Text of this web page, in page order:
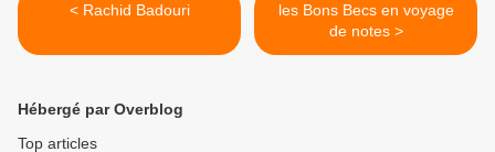
< Rachid Badouri
les Bons Becs en voyage
de notes >
Hébergé par Overblog
Top articles